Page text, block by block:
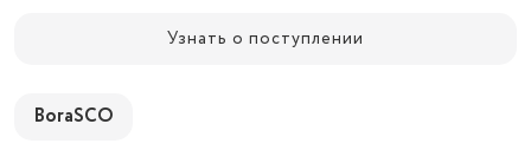
Узнать о поступлении
BoraSCO